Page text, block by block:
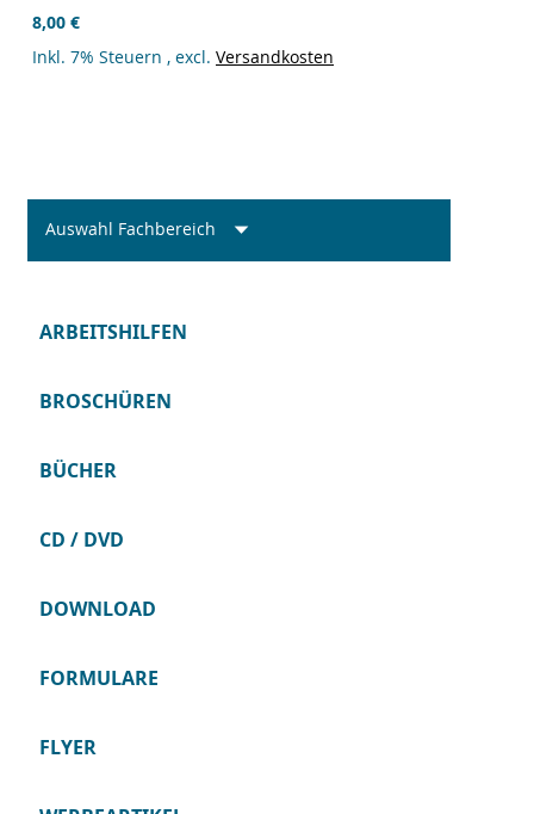
8,00 €
Inkl. 7% Steuern , excl. Versandkosten
Auswahl Fachbereich
ARBEITSHILFEN
BROSCHÜREN
BÜCHER
CD / DVD
DOWNLOAD
FORMULARE
FLYER